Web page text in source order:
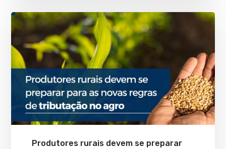
Produtores rurais devem se preparar